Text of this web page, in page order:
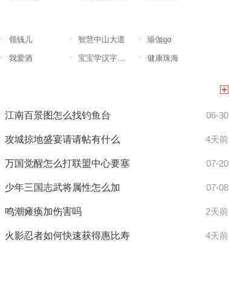
领钱儿 智慧中山大道 瑜伽go
我爱酒 宝宝学汉字幼儿版 健康珠海
江南百景图怎么找钓鱼台 06-30
攻城掠地盛宴请请帖有什么 4天前
万国觉醒怎么打联盟中心要塞 07-20
少年三国志武将属性怎么加 07-08
鸣潮瘫痪加伤害吗 2天前
火影忍者如何快速获得惠比寿 4天前